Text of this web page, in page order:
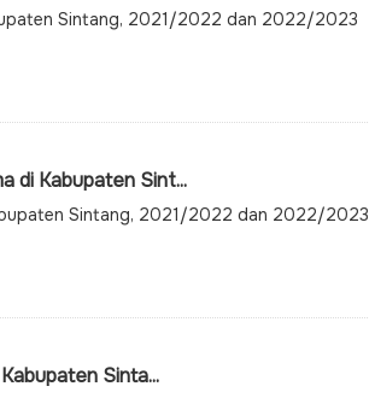
Sintang, 2021/2022 dan 2022/2023
di Kabupaten Sint...
Sintang, 2021/2022 dan 2022/2023
Sinta...